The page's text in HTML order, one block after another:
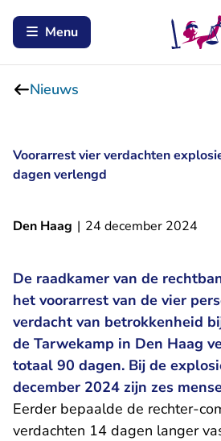
Menu
Nieuws
Voorarrest vier verdachten
dagen verlengd
Den Haag | 24 december 2024
De raadkamer van de
het voorarrest van de vier
verdacht van betrokkenheid
de Tarwekamp in Den Haag
totaal 90 dagen. Bij de
december 2024 zijn zes
Eerder bepaalde de rechter-
verdachten 14 dagen langer